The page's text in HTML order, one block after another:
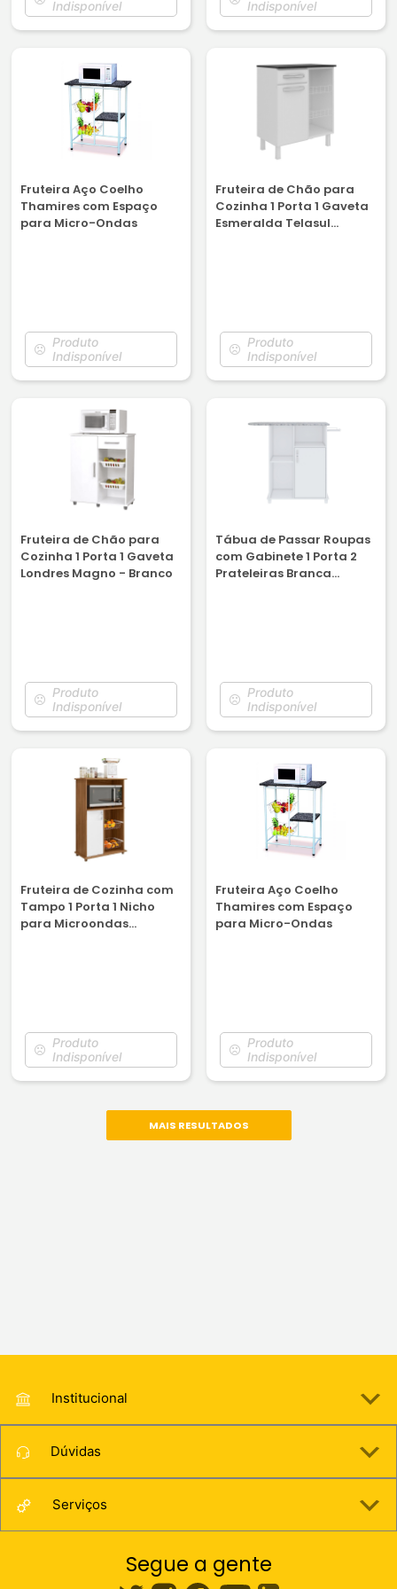
Indisponível Indisponível
Fruteira Aço Coelho
Thamires com Espaço
para Micro-Ondas
Produto
Indisponível
Fruteira de Chão para
Cozinha 1 Porta 1 Gaveta
Esmeralda Telasul
Produto
Indisponível
Fruteira de Chão para
Cozinha 1 Porta 1 Gaveta
Londres Magno - Branco
Produto
Indisponível
Tábua de Passar Roupas
com Gabinete 1 Porta 2
Prateleiras Branca
Produto
Indisponível
Fruteira de Cozinha com
Tampo 1 Porta 1 Nicho
para Microondas
Produto
Indisponível
Fruteira Aço Coelho
Thamires com Espaço
para Micro-Ondas
Produto
Indisponível
MAIS RESULTADOS
Institucional
Dúvidas
Serviços
Segue a gente